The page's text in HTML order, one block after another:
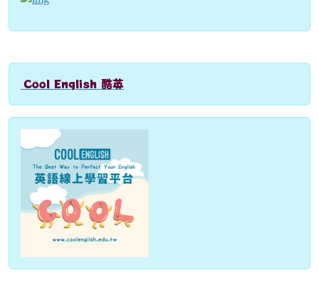
Cool English 酷英